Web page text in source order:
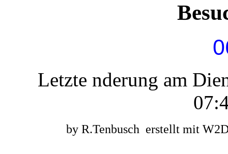
Letzte nderung am
by R.Tenbusch erstellt mit